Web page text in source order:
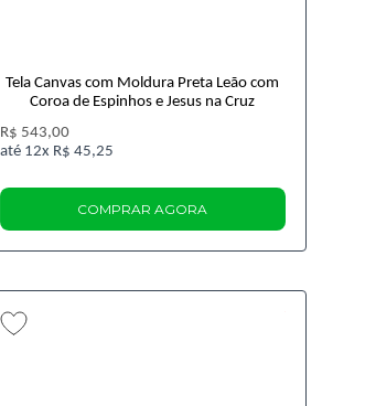
Tela Canvas com Moldura Preta Leão com
Coroa de Espinhos e Jesus na Cruz
R$ 543,00
12x R$ 45,25
COMPRAR AGORA